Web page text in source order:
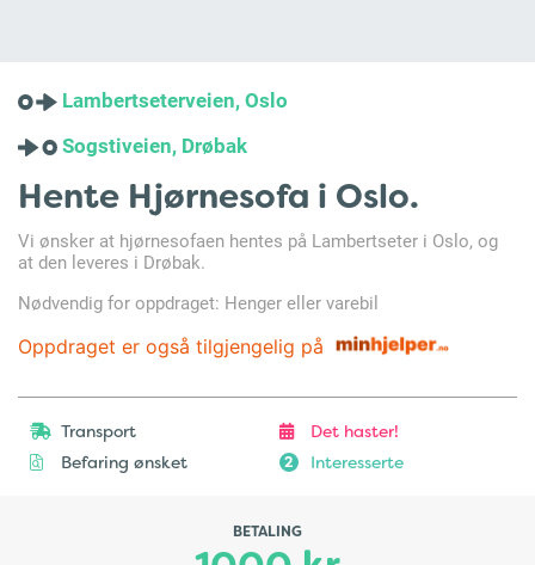
Lambertseterveien, Oslo
Sogstiveien, Drøbak
Hente Hjørnesofa i Oslo.
Vi ønsker at hjørnesofaen hentes på Lambertseter i Oslo, og
at den leveres i Drøbak.
Nødvendig for oppdraget: Henger eller varebil
Oppdraget er også tilgjengelig på
Transport
Det haster!
Befaring ønsket
2 Interesserte
BETALING